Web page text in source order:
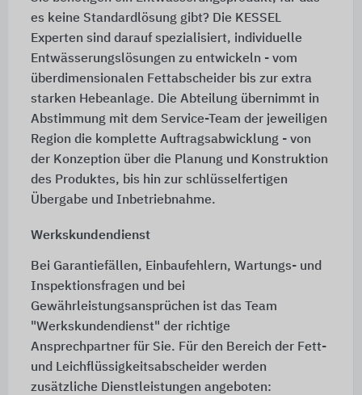
es keine Standardlösung gibt? Die KESSEL
Experten sind darauf spezialisiert, individuelle
Entwässerungslösungen zu entwickeln - vom
überdimensionalen Fettabscheider bis zur extra
starken Hebeanlage. Die Abteilung übernimmt in
Abstimmung mit dem Service-Team der jeweiligen
Region die komplette Auftragsabwicklung - von
der Konzeption über die Planung und Konstruktion
des Produktes, bis hin zur schlüsselfertigen
Übergabe und Inbetriebnahme.
Werkskundendienst
Bei Garantiefällen, Einbaufehlern, Wartungs- und
Inspektionsfragen und bei
Gewährleistungsansprüchen ist das Team
"Werkskundendienst" der richtige
Ansprechpartner für Sie. Für den Bereich der Fett-
und Leichflüssigkeitsabscheider werden
zusätzliche Dienstleistungen angeboten: